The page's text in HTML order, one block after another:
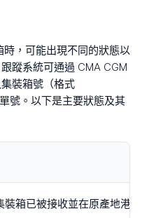
，可能出現不同的狀態以
蹤系統可通過 CMA CGM
裝箱號（格式
號。以下是主要狀態及其
裝箱已被接收並在原產地港口